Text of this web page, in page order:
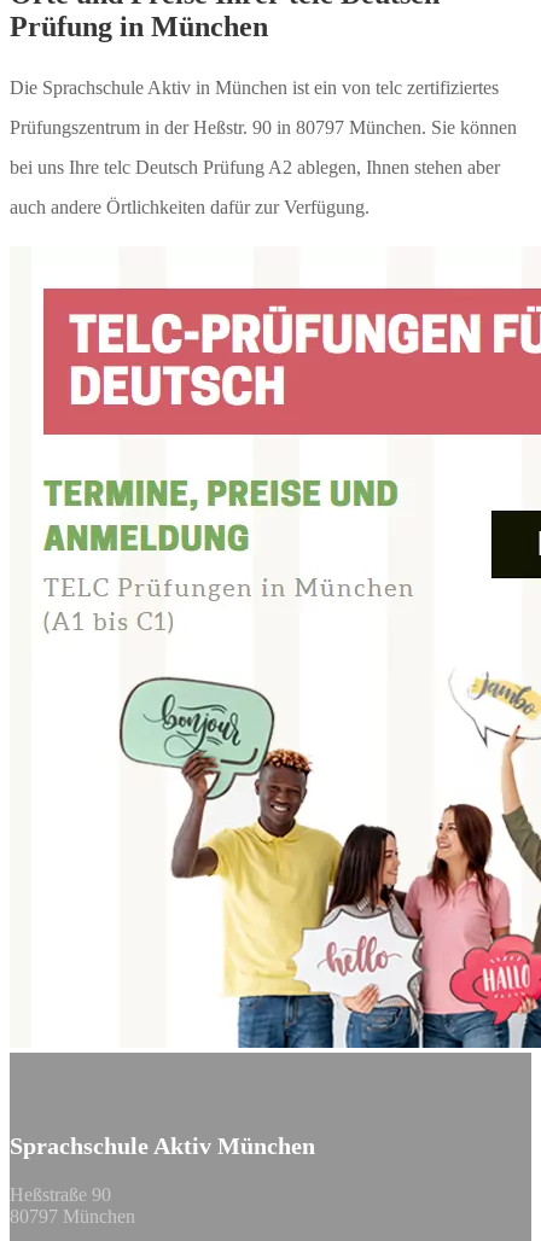
Prüfung in München
Die Sprachschule Aktiv in München ist ein von telc zertifiziertes
Prüfungszentrum in der Heßstr. 90 in 80797 München. Sie können
bei uns Ihre telc Deutsch Prüfung A2 ablegen, Ihnen stehen aber
auch andere Örtlichkeiten dafür zur Verfügung.
Sprachschule Aktiv München
Heßstraße 90
80797 München